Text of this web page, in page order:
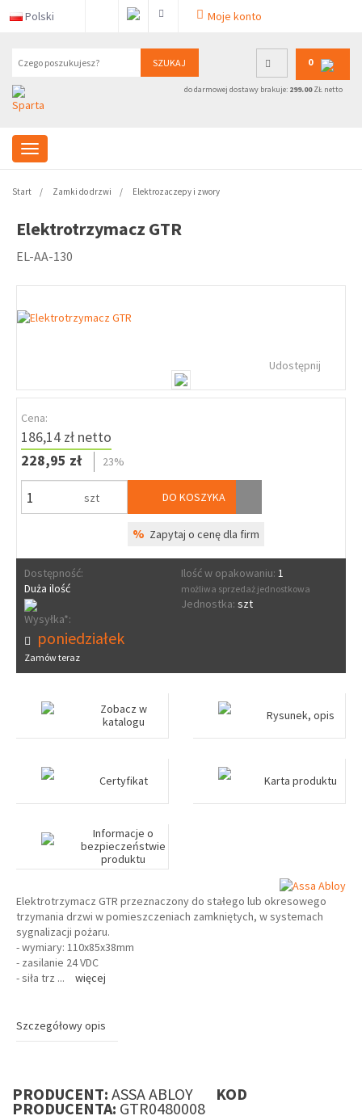
Polski Moje konto
SZUKAJ 0
do darmowej dostawy brakuje: 299.00ZŁ netto
Start Zamki do drzwi Elektrozaczepy i zwory
Elektrotrzymacz GTR
EL-AA-130
Udostępnij
Cena:
186,14 zł netto
228,95 zł
23%
szt DO KOSZYKA
% Zapytaj o cenę dla firm
Dostępność:
Duża ilość
Ilość w opakowaniu: 1
możliwa sprzedaż jednostkowa
Jednostka: szt
Wysyłka*:
poniedziałek
Zamów teraz
Zobacz w
katalogu
Rysunek, opis
Certyfikat Karta produktu
Informacje o
bezpieczeństwie
produktu
Elektrotrzymacz GTR przeznaczony do stałego lub okresowego
trzymania drzwi w pomieszczeniach zamkniętych, w systemach
sygnalizacji pożaru.
- wymiary: 110x85x38mm
- zasilanie 24 VDC
- siła trz ... więcej
Szczegółowy opis
PRODUCENT: ASSA ABLOY KOD
PRODUCENTA: GTR0480008